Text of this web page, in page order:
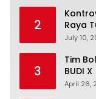
2
Raya
Al
July 10,
3
Tim
BUDI
April 26,